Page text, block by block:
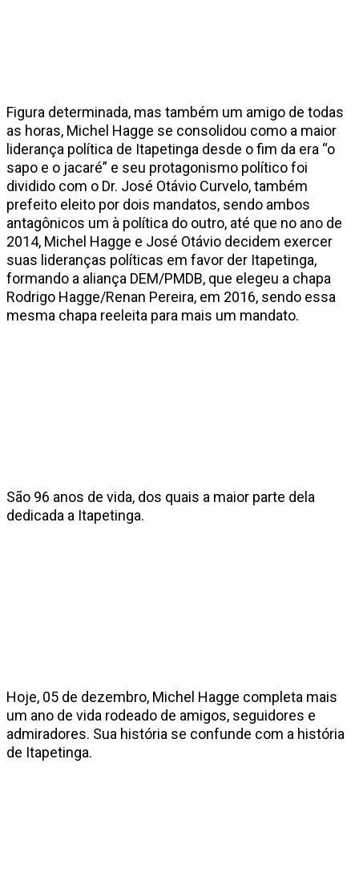
Figura determinada, mas também um amigo de todas
as horas, Michel Hagge se consolidou como a maior
liderança política de Itapetinga desde o fim da era “o
sapo e o jacaré” e seu protagonismo político foi
dividido com o Dr. José Otávio Curvelo, também
prefeito eleito por dois mandatos, sendo ambos
antagônicos um à política do outro, até que no ano de
2014, Michel Hagge e José Otávio decidem exercer
suas lideranças políticas em favor der Itapetinga,
formando a aliança DEM/PMDB, que elegeu a chapa
Rodrigo Hagge/Renan Pereira, em 2016, sendo essa
mesma chapa reeleita para mais um mandato.
São 96 anos de vida, dos quais a maior parte dela
dedicada a Itapetinga.
Hoje, 05 de dezembro, Michel Hagge completa mais
um ano de vida rodeado de amigos, seguidores e
admiradores. Sua história se confunde com a história
de Itapetinga.